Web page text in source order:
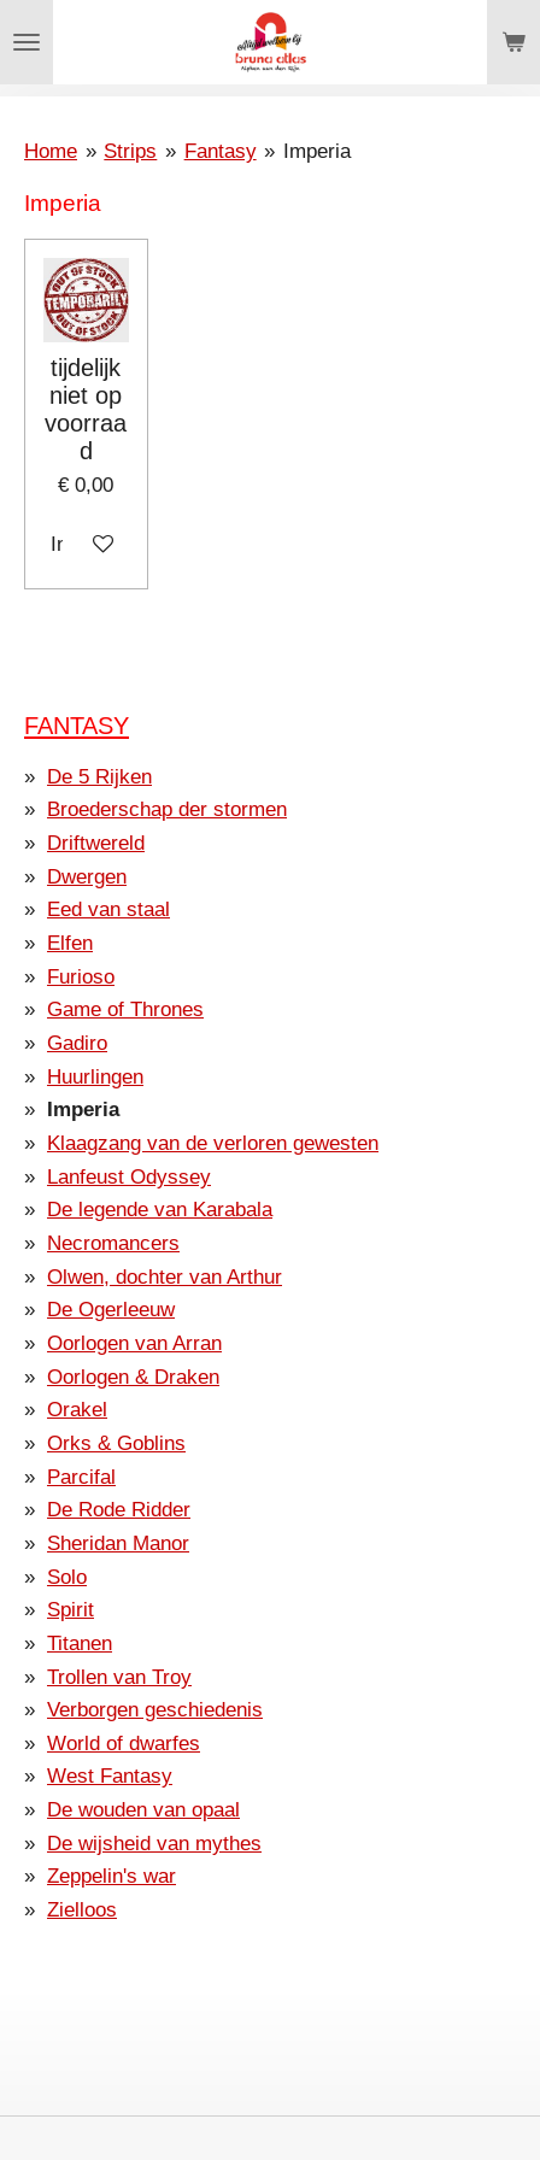
direct
hoofdinhoud
Home » Strips » Fantasy » Imperia
Imperia
tijdelijk
niet op
voorraa
d
€ 0,00
In winkelwagen
FANTASY
De 5 Rijken
Broederschap der stormen
Driftwereld
Dwergen
Eed van staal
Elfen
Furioso
Game of Thrones
Gadiro
Huurlingen
Imperia
Klaagzang van de verloren gewesten
Lanfeust Odyssey
De legende van Karabala
Necromancers
Olwen, dochter van Arthur
De Ogerleeuw
Oorlogen van Arran
Oorlogen & Draken
Orakel
Orks & Goblins
Parcifal
De Rode Ridder
Sheridan Manor
Solo
Spirit
Titanen
Trollen van Troy
Verborgen geschiedenis
World of dwarfes
West Fantasy
De wouden van opaal
De wijsheid van mythes
Zeppelin's war
Zielloos